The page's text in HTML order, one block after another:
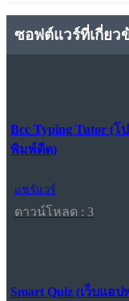
ซอฟต์แวร์ที่เกี่ยว
Bcc Typing Tutor (
พิมพ์ดีด)
แชร์แวร์
ดาวน์โหลด : 3
Smart Quiz (เว็บแอ